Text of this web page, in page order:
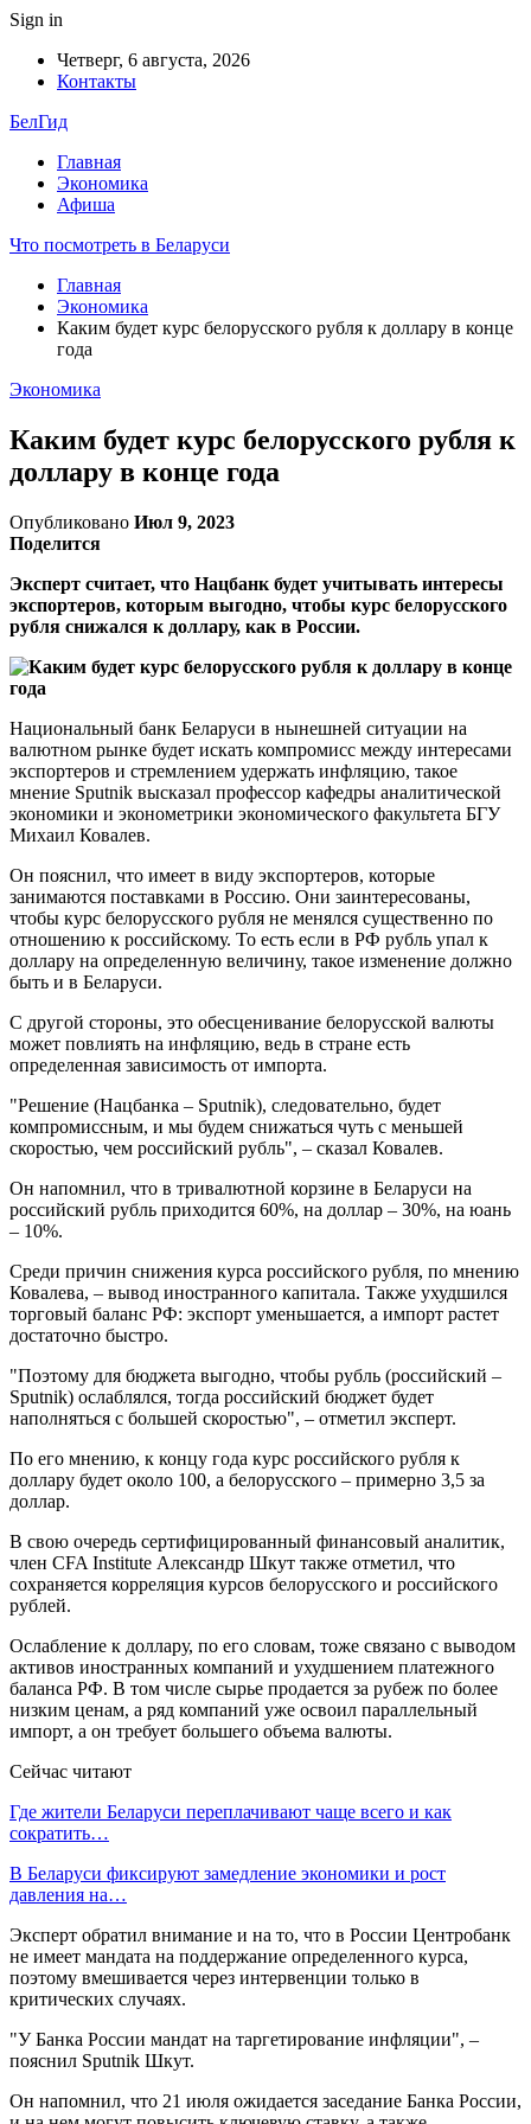
Sign in
Четверг, 6 августа, 2026
Контакты
БелГид
Главная
Экономика
Афиша
Что посмотреть в Беларуси
Главная
Экономика
Каким будет курс белорусского рубля к доллару в конце
года
Экономика
Каким будет курс белорусского рубля к
доллару в конце года
Опубликовано Июл 9, 2023
Поделится
Эксперт считает, что Нацбанк будет учитывать интересы
экспортеров, которым выгодно, чтобы курс белорусского
рубля снижался к доллару, как в России.
Национальный банк Беларуси в нынешней ситуации на
валютном рынке будет искать компромисс между интересами
экспортеров и стремлением удержать инфляцию, такое
мнение Sputnik высказал профессор кафедры аналитической
экономики и эконометрики экономического факультета БГУ
Михаил Ковалев.
Он пояснил, что имеет в виду экспортеров, которые
занимаются поставками в Россию. Они заинтересованы,
чтобы курс белорусского рубля не менялся существенно по
отношению к российскому. То есть если в РФ рубль упал к
доллару на определенную величину, такое изменение должно
быть и в Беларуси.
С другой стороны, это обесценивание белорусской валюты
может повлиять на инфляцию, ведь в стране есть
определенная зависимость от импорта.
"Решение (Нацбанка – Sputnik), следовательно, будет
компромиссным, и мы будем снижаться чуть с меньшей
скоростью, чем российский рубль", – сказал Ковалев.
Он напомнил, что в тривалютной корзине в Беларуси на
российский рубль приходится 60%, на доллар – 30%, на юань
– 10%.
Среди причин снижения курса российского рубля, по мнению
Ковалева, – вывод иностранного капитала. Также ухудшился
торговый баланс РФ: экспорт уменьшается, а импорт растет
достаточно быстро.
"Поэтому для бюджета выгодно, чтобы рубль (российский –
Sputnik) ослаблялся, тогда российский бюджет будет
наполняться с большей скоростью", – отметил эксперт.
По его мнению, к концу года курс российского рубля к
доллару будет около 100, а белорусского – примерно 3,5 за
доллар.
В свою очередь сертифицированный финансовый аналитик,
член CFA Institute Александр Шкут также отметил, что
сохраняется корреляция курсов белорусского и российского
рублей.
Ослабление к доллару, по его словам, тоже связано с выводом
активов иностранных компаний и ухудшением платежного
баланса РФ. В том числе сырье продается за рубеж по более
низким ценам, а ряд компаний уже освоил параллельный
импорт, а он требует большего объема валюты.
Сейчас читают
Где жители Беларуси переплачивают чаще всего и как
сократить…
В Беларуси фиксируют замедление экономики и рост
давления на…
Эксперт обратил внимание и на то, что в России Центробанк
не имеет мандата на поддержание определенного курса,
поэтому вмешивается через интервенции только в
критических случаях.
"У Банка России мандат на таргетирование инфляции", –
пояснил Sputnik Шкут.
Он напомнил, что 21 июля ожидается заседание Банка России,